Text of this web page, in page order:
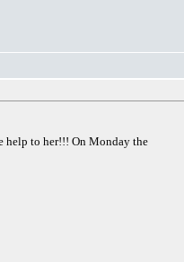
help to her!!! On Monday the